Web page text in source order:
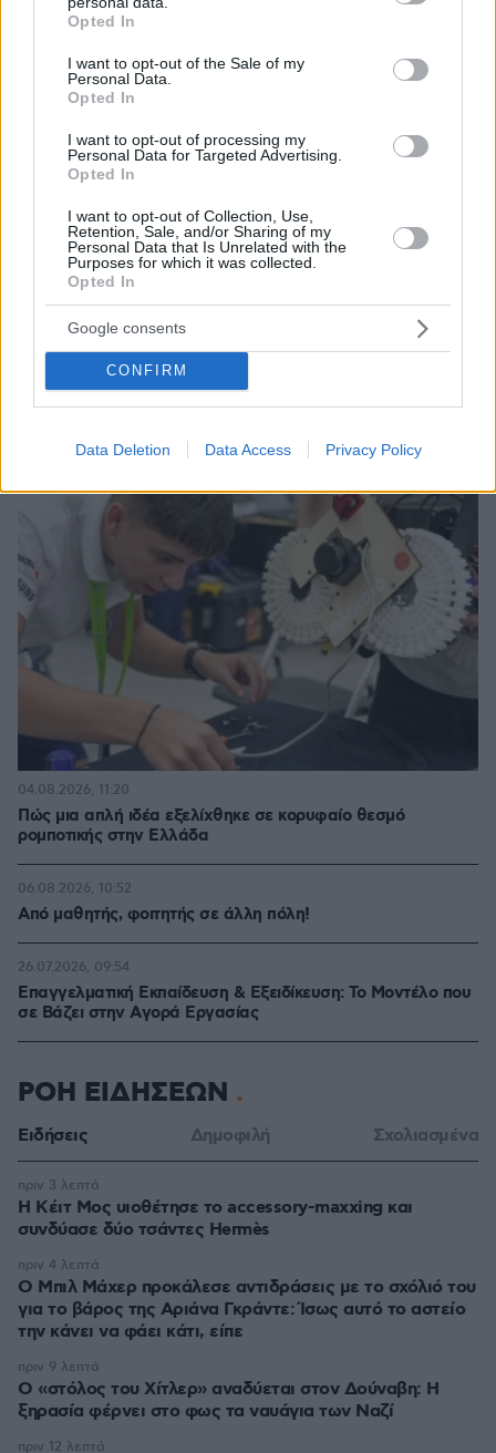
grant or deny consent to Google and its third-party tags to
use your data for below specified purposes in below Google
consent section.
Opted In
I want to opt-out of the Sale of my
Personal Data.
Opted In
I want to opt-out of processing my
Personal Data for Targeted Advertising.
Opted In
I want to opt-out of Collection, Use,
Retention, Sale, and/or Sharing of my
Personal Data that Is Unrelated with the
Purposes for which it was collected.
Opted In
Google consents
CONFIRM
Data Deletion Data Access Privacy Policy
Thema Insights
Πώς μια απλή ιδέα εξελίχθηκε σε κορυφαίο θεσμό
ρομποτικής στην Ελλάδα
04.08.2026, 11:20
Από μαθητής, φοιτητής σε άλλη πόλη!
06.08.2026, 10:52
Επαγγελματική Εκπαίδευση & Εξειδίκευση: Το Mοντέλο που
σε Bάζει στην Aγορά Eργασίας
26.07.2026, 09:54
Ακολουθήστε τοprotothema.gr στο Google News
και μάθετε πρώτοι όλες τις ειδήσεις
Δείτε όλες τις τελευταίεςΕιδήσειςαπό την Ελλάδα
και τον Κόσμο, τη στιγμή που συμβαίνουν, στο
Protothema.gr
ΡΟΗ ΕΙΔΗΣΕΩΝ
Ειδήσεις Δημοφιλή Σχολιασμένα
Η Κέιτ Μος υιοθέτησε τo accessory-maxxing και
συνδύασε δύο τσάντες Hermès
πριν 3 λεπτά
Ο Μπιλ Μάχερ προκάλεσε αντιδράσεις με το σχόλιό του
για το βάρος της Αριάνα Γκράντε: Ίσως αυτό το αστείο
την κάνει να φάει κάτι, είπε
πριν 4 λεπτά
Ο «στόλος του Χίτλερ» αναδύεται στον Δούναβη: Η
ξηρασία φέρνει στο φως τα ναυάγια των Ναζί
πριν 9 λεπτά
πριν 12 λεπτά